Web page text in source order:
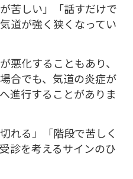
苦しい」「話すだけで
道が強く狭くなってい
悪化することもあり、
合でも、気道の炎症が
進行することがありま
れる」「階段で苦しく
診を考えるサインのひ